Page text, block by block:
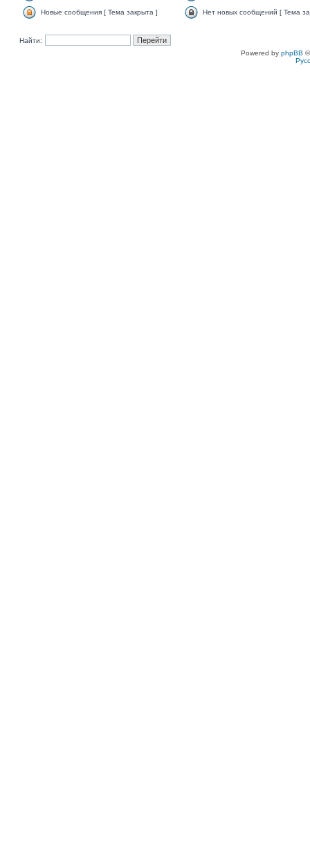
Новые сообщения [ Тема закрыта ] Нет новых сообщений [ Тема
Найти:
Powered by phpBB